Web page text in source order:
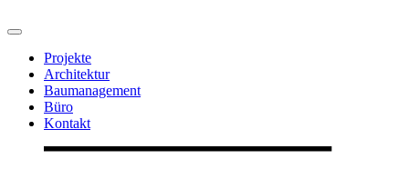
Projekte
Architektur
Baumanagement
Büro
Kontakt